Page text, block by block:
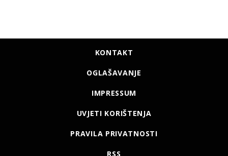
KONTAKT
OGLAŠAVANJE
IMPRESSUM
UVJETI KORIŠTENJA
PRAVILA PRIVATNOSTI
RSS